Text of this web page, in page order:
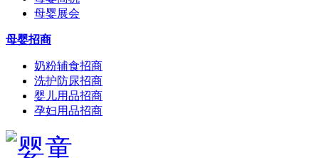
母婴展会
母婴招商
奶粉辅食招商
洗护防尿招商
婴儿用品招商
孕妇用品招商